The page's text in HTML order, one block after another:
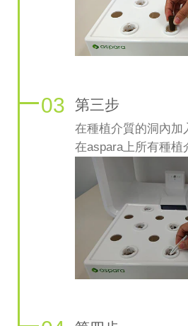
03 第三步
在種植介質的洞內加
在aspara上所有種植